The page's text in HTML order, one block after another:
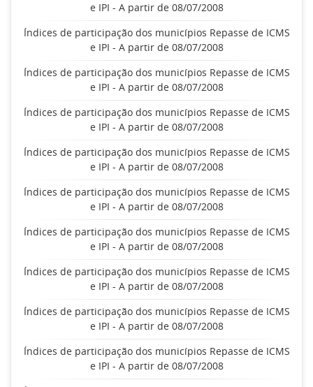
e IPI - A partir de 08/07/2008
Índices de participação dos municípios Repasse de ICMS
e IPI - A partir de 08/07/2008
Índices de participação dos municípios Repasse de ICMS
e IPI - A partir de 08/07/2008
Índices de participação dos municípios Repasse de ICMS
e IPI - A partir de 08/07/2008
Índices de participação dos municípios Repasse de ICMS
e IPI - A partir de 08/07/2008
Índices de participação dos municípios Repasse de ICMS
e IPI - A partir de 08/07/2008
Índices de participação dos municípios Repasse de ICMS
e IPI - A partir de 08/07/2008
Índices de participação dos municípios Repasse de ICMS
e IPI - A partir de 08/07/2008
Índices de participação dos municípios Repasse de ICMS
e IPI - A partir de 08/07/2008
Índices de participação dos municípios Repasse de ICMS
e IPI - A partir de 08/07/2008